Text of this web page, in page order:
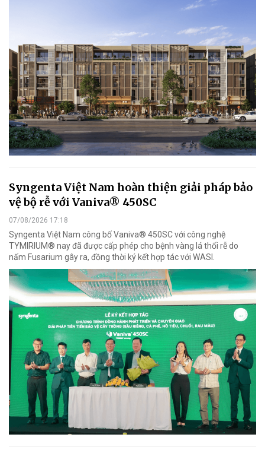
Syngenta Việt Nam hoàn thiện giải pháp bảo
vệ bộ rễ với Vaniva® 450SC
07/08/2026 17:18
Syngenta Việt Nam công bố Vaniva® 450SC với công nghệ
TYMIRIUM® nay đã được cấp phép cho bệnh vàng lá thối rễ do
nấm Fusarium gây ra, đồng thời ký kết hợp tác với WASI.